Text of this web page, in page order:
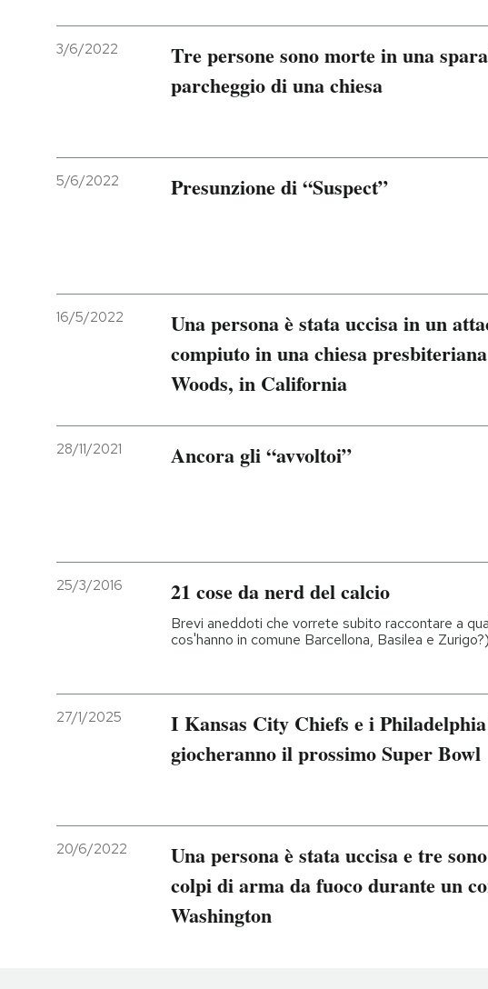
3/6/2022
Tre persone sono morte in una
parcheggio di una chiesa
5/6/2022 Presunzione di “Suspect”
16/5/2022
Una persona è stata uccisa in un
compiuto in una chiesa
Woods, in California
28/11/2021 Ancora gli “avvoltoi”
25/3/2016 21 cose da nerd del calcio
Brevi aneddoti che vorrete subito raccontare a
cos'hanno in comune Barcellona, Basilea e Zurigo?)
27/1/2025
I Kansas City Chiefs e i
giocheranno il prossimo Super Bowl
20/6/2022
Una persona è stata uccisa e tre
colpi di arma da fuoco durante un
Washington